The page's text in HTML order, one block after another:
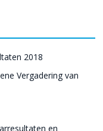
2018
Vergadering van
en